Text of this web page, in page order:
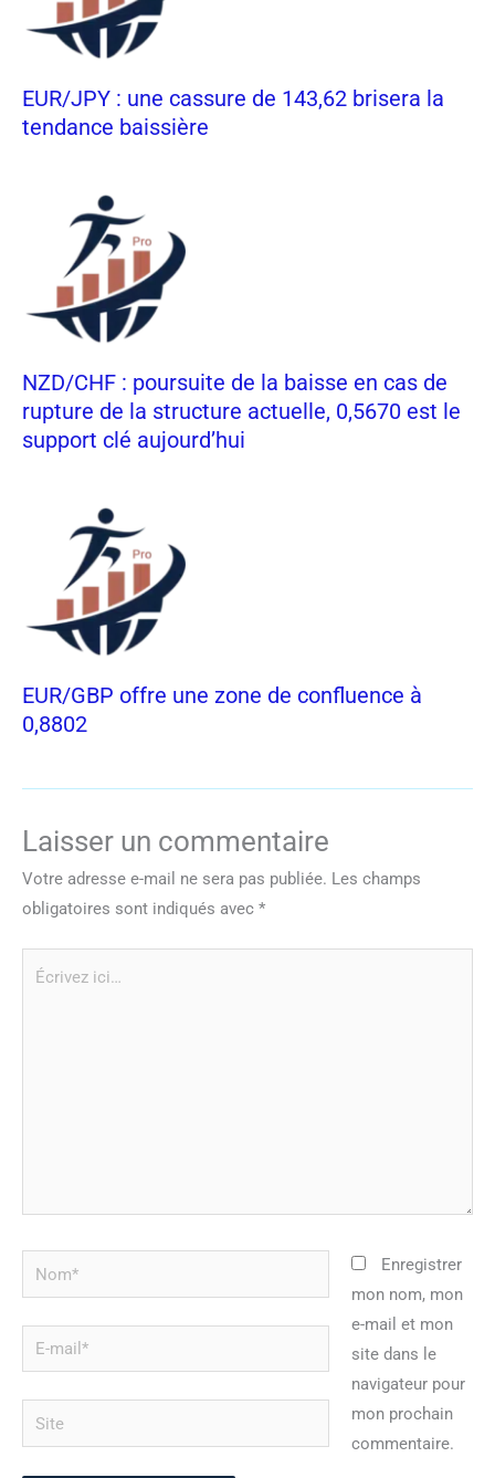
EUR/JPY : une cassure de 143,62 brisera la
tendance baissière
NZD/CHF : poursuite de la baisse en cas de
rupture de la structure actuelle, 0,5670 est le
support clé aujourd’hui
EUR/GBP offre une zone de confluence à
0,8802
Laisser un commentaire
Votre adresse e-mail ne sera pas publiée. Les champs
obligatoires sont indiqués avec *
Nom*
mail*
Site
Enregistrer
mon nom, mon
e-mail et mon
site dans le
navigateur pour
mon prochain
commentaire.